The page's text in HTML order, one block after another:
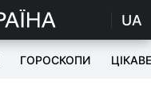
UA
ГОРОСКОПИ ЦІКАВЕ